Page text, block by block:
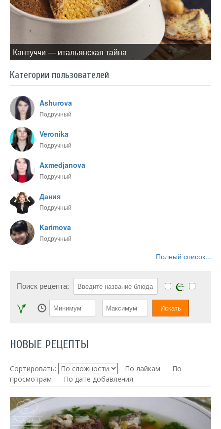
Кантуччи — итальянская тайна
Категории пользователей
Ashurova
Подручный
Veronika
Подручный
Axmedjanova
Подручный
Дания
Подручный
Karimova
Подручный
Полный список...
Поиск рецепта:
НОВЫЕ РЕЦЕПТЫ
Сортировать: По лайкам
По
просмотрам
По дате добавления